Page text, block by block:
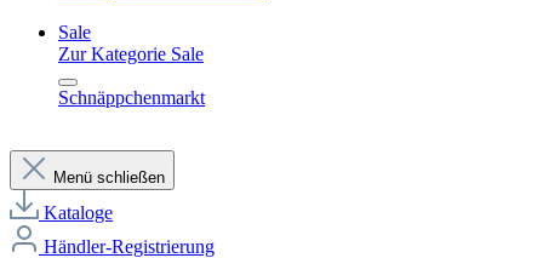
Sale
Zur Kategorie Sale
Schnäppchenmarkt
Menü schließen
Kataloge
Händler-Registrierung